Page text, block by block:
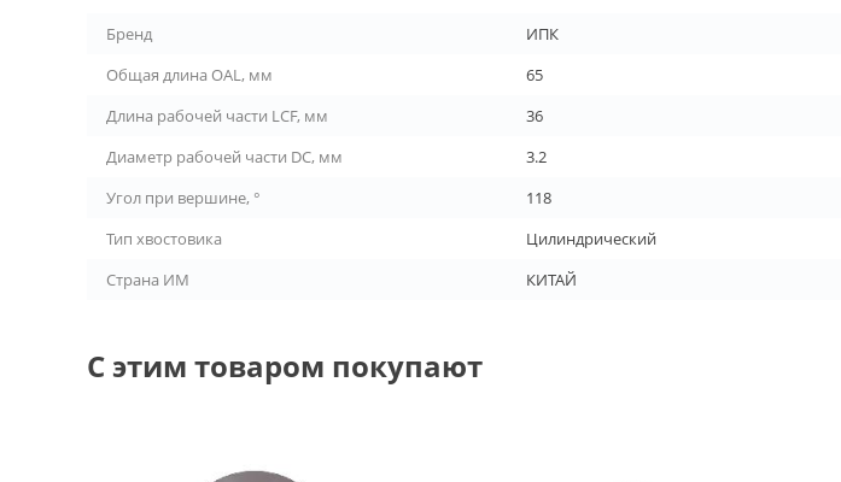
Бренд
ИПК
Общая длина OAL, мм
65
Длина рабочей части LCF, мм
36
Диаметр рабочей части DC, мм
3.2
Угол при вершине, °
118
Тип хвостовика
Цилиндрический
Страна ИМ
КИТАЙ
С этим товаром покупают